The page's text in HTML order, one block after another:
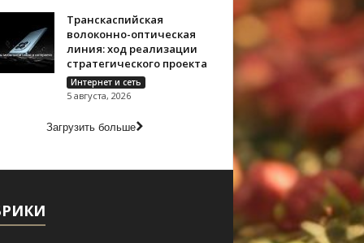
Транскаспийская
волоконно-оптическая
линия: ход реализации
стратегического проекта
Интернет и сеть
5 августа, 2026
Загрузить больше